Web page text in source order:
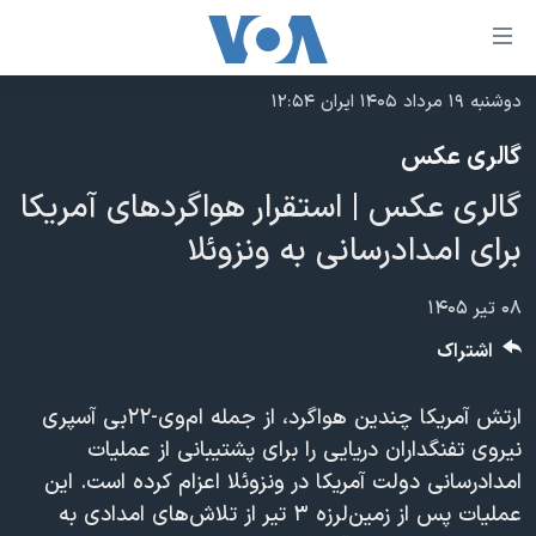
لینکهای
قابل
دسترسی
جهش
محتوای
اصلی
جهش
به
صفحه
جهش
به
جستجو
نسخه سبک وب‌سایت
موضوع ها
ایران
آمریکا
جهان
گزیده‌ها
ویژه برنامه‌ها
ویدیوها
برنامه های تلویزیونی
جدول برنامه ها
صفحه‌های ویژه
عملیات خشم حماسی
۲۵۰سالگی آمریکا
بایگانی برنامه‌های تلویزیونی
پخش رادیویی
یادگیری زبان انگلیسی
دوشنبه ۱۹ مرداد ۱۴۰۵ ایران ۱۲:۵۴
گالری عکس
گالری عکس | استقرار هواگردهای آمریکا
برای امدادرسانی به ونزوئلا
۰۸ تیر ۱۴۰۵
ارتش آمریکا چندین هواگرد، از جمله ام‌وی-۲۲بی آسپری
نیروی تفنگداران دریایی را برای پشتیبانی از عملیات
امدادرسانی دولت آمریکا در ونزوئلا اعزام کرده است. این
عملیات پس از زمین‌لرزه ۳ تیر از تلاش‌های امدادی به
اشتراک